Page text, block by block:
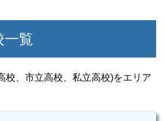
一覧
校、市立高校、私立高校)をエリア